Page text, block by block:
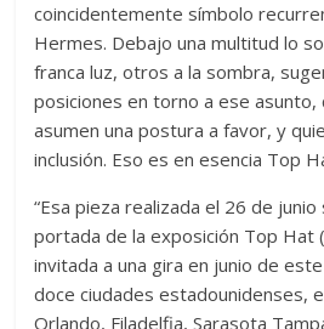
coincidentemente símbolo
Hermes. Debajo una multitud lo
franca luz, otros a la sombra,
posiciones en torno a ese asunto,
asumen una postura a favor, y
inclusión. Eso es en esencia Top
“Esa pieza realizada el 26 de
portada de la exposición Top Hat
invitada a una gira en junio de
doce ciudades estadounidenses,
Orlando, Filadelfia, Sarasota